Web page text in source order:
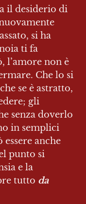
il desiderio di
si ha
ti fa
l’amore non è
Che lo si
se è astratto,
gli
senza doverlo
in semplici
anche
punto si
e la
tutto da